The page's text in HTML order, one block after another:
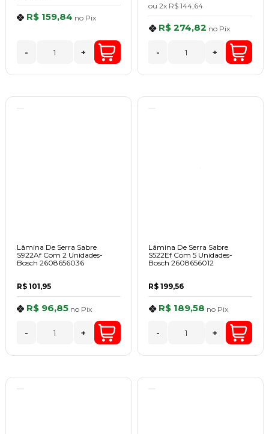
R$ 159,84 no Pix
- +
ou 2x R$ 144,64
R$ 274,82 no Pix
- +
Lâmina De Serra Sabre
S922Af Com 2 Unidades-
Bosch 2608656036
R$ 101,95
R$ 96,85 no Pix
- +
Lâmina De Serra Sabre
S522Ef Com 5 Unidades-
Bosch 2608656012
R$ 199,56
R$ 189,58 no Pix
- +